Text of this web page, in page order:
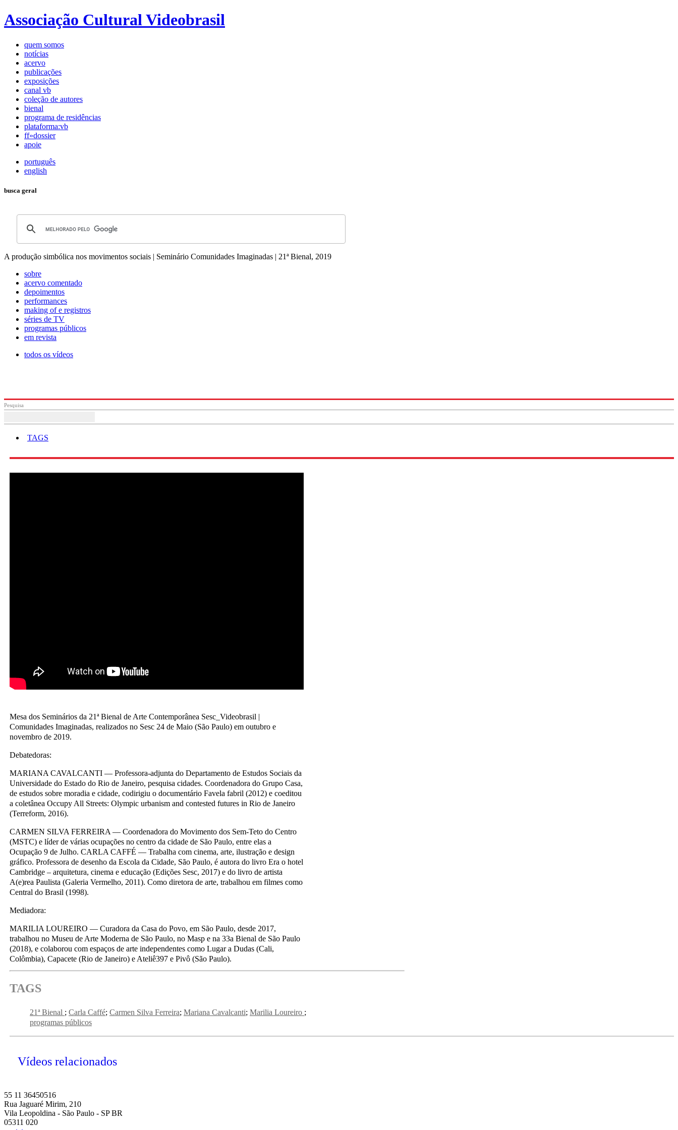
Associação Cultural Videobrasil
quem somos
notícias
acervo
publicações
exposições
canal vb
coleção de autores
bienal
programa de residências
plataforma:vb
ff»dossier
apoie
português
english
busca geral
A produção simbólica nos movimentos sociais | Seminário Comunidades Imaginadas | 21ª Bienal, 2019
sobre
acervo comentado
depoimentos
performances
making of e registros
séries de TV
programas públicos
em revista
todos os vídeos
Pesquisa
TAGS
Mesa dos Seminários da 21ª Bienal de Arte Contemporânea Sesc_Videobrasil |
Comunidades Imaginadas, realizados no Sesc 24 de Maio (São Paulo) em outubro e
novembro de 2019.
Debatedoras:
MARIANA CAVALCANTI — Professora-adjunta do Departamento de Estudos Sociais da
Universidade do Estado do Rio de Janeiro, pesquisa cidades. Coordenadora do Grupo Casa,
de estudos sobre moradia e cidade, codirigiu o documentário Favela fabril (2012) e coeditou
a coletânea Occupy All Streets: Olympic urbanism and contested futures in Rio de Janeiro
(Terreform, 2016).
CARMEN SILVA FERREIRA — Coordenadora do Movimento dos Sem-Teto do Centro
(MSTC) e líder de várias ocupações no centro da cidade de São Paulo, entre elas a
Ocupação 9 de Julho. CARLA CAFFÉ — Trabalha com cinema, arte, ilustração e design
gráfico. Professora de desenho da Escola da Cidade, São Paulo, é autora do livro Era o hotel
Cambridge – arquitetura, cinema e educação (Edições Sesc, 2017) e do livro de artista
A(e)rea Paulista (Galeria Vermelho, 2011). Como diretora de arte, trabalhou em filmes como
Central do Brasil (1998).
Mediadora:
MARILIA LOUREIRO — Curadora da Casa do Povo, em São Paulo, desde 2017,
trabalhou no Museu de Arte Moderna de São Paulo, no Masp e na 33a Bienal de São Paulo
(2018), e colaborou com espaços de arte independentes como Lugar a Dudas (Cali,
Colômbia), Capacete (Rio de Janeiro) e Ateliê397 e Pivô (São Paulo).
TAGS
21ª Bienal Carla Caffé Carmen Silva Ferreira Mariana Cavalcanti Marilia Loureiro
programas públicos
Vídeos relacionados
55 11 36450516
Rua Jaguaré Mirim, 210
Vila Leopoldina - São Paulo - SP BR
05311 020